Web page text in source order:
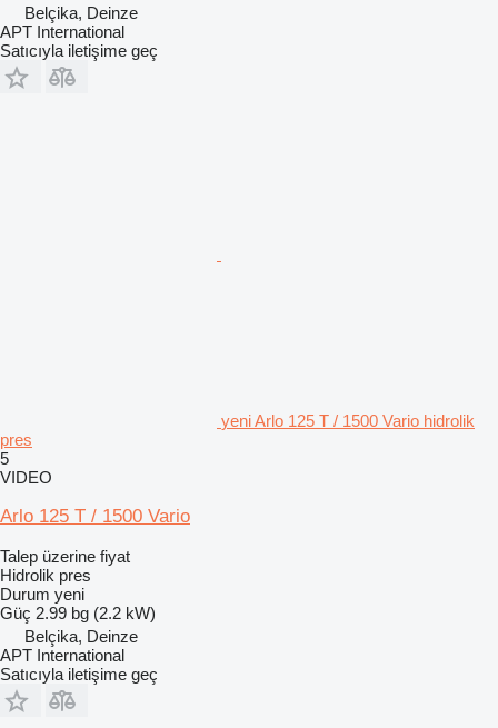
Belçika, Deinze
APT International
Satıcıyla iletişime geç
yeni Arlo 125 T / 1500 Vario hidrolik
pres
5
VIDEO
Arlo 125 T / 1500 Vario
Talep üzerine fiyat
Hidrolik pres
Durum yeni
Güç 2.99 bg (2.2 kW)
Belçika, Deinze
APT International
Satıcıyla iletişime geç